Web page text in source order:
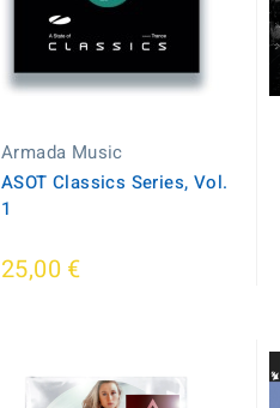
Armada Music
ASOT Classics Series, Vol.
1
25,00 €